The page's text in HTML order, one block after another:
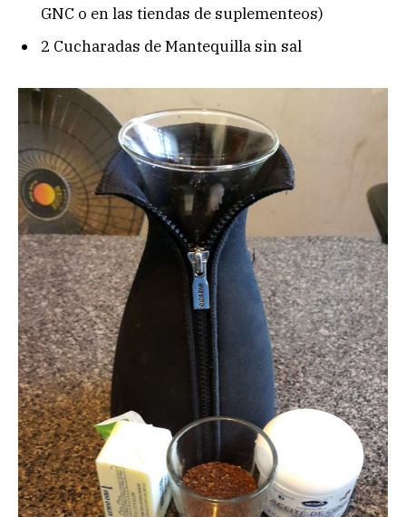
GNC o en las tiendas de suplementeos)
2 Cucharadas de Mantequilla sin sal